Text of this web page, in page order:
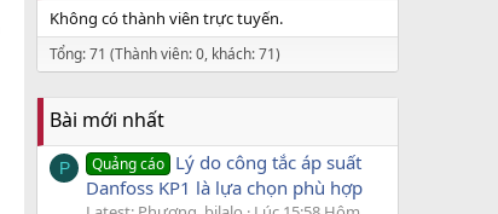
Không có thành viên trực tuyến.
Tổng: 71 (Thành viên: 0, khách: 71)
Bài mới nhất
P Quảng cáo Lý do công tắc áp suất
Danfoss KP1 là lựa chọn phù hợp